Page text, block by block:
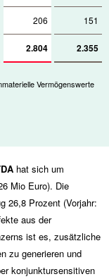
Vermögenswerte
206 151
2.804 2.355
hat sich um
Mio Euro). Die
26,8 Prozent (Vorjahr:
aus der
ist es, zusätzliche
zu generieren und
konjunktursensitiven